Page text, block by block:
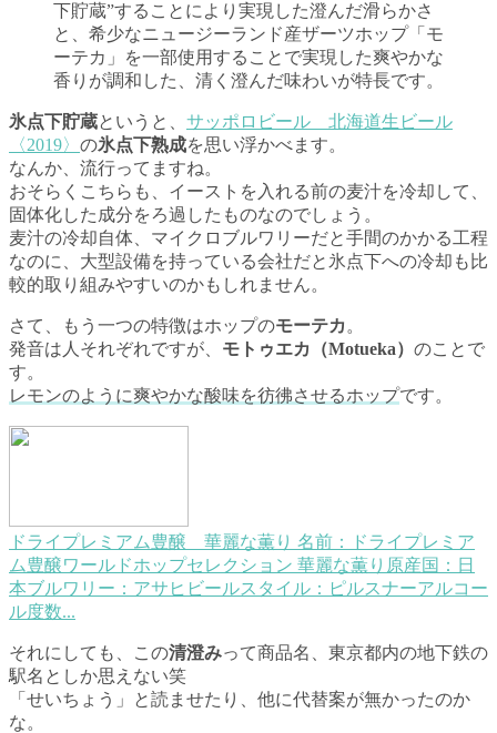
下貯蔵”することにより実現した澄んだ滑らかさ
と、希少なニュージーランド産ザーツホップ「モ
ーテカ」を一部使用することで実現した爽やかな
香りが調和した、清く澄んだ味わいが特長です。
氷点下貯蔵というと、 サッポロビール 北海道生ビール
〈2019〉 の氷点下熟成を思い浮かべます。
なんか、流行ってますね。
おそらくこちらも、イーストを入れる前の麦汁を冷却して、
固体化した成分をろ過したものなのでしょう。
麦汁の冷却自体、マイクロブルワリーだと手間のかかる工程
なのに、大型設備を持っている会社だと氷点下への冷却も比
較的取り組みやすいのかもしれません。
さて、もう一つの特徴はホップのモーテカ 。
発音は人それぞれですが、 モトゥエカ（Motueka） のことで
す。
レモンのように爽やかな酸味を彷彿させるホップです。
ドライプレミアム豊醸 華麗な薫り 名前：ドライプレミア
ム豊醸ワールドホップセレクション 華麗な薫り原産国：日
本ブルワリー：アサヒビールスタイル：ピルスナーアルコー
ル度数...
それにしても、この清澄みって商品名、東京都内の地下鉄の
駅名としか思えない笑
「せいちょう」と読ませたり、他に代替案が無かったのか
な。